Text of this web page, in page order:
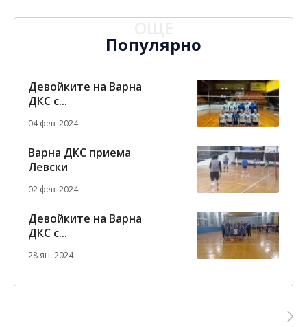
Популярно
Девойките на Варна
ДКС с...
04 фев. 2024
Варна ДКС приема
Левски
02 фев. 2024
Девойките на Варна
ДКС с...
28 ян. 2024